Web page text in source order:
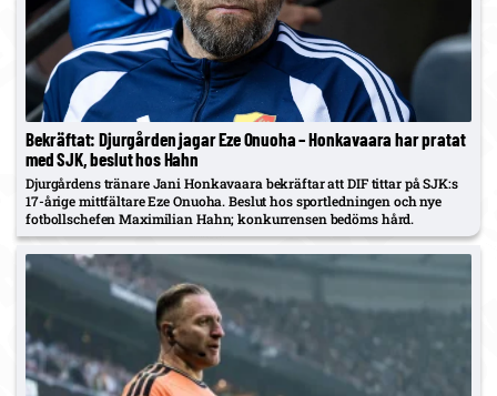
Bekräftat: Djurgården jagar Eze Onuoha – Honkavaara har pratat
med SJK, beslut hos Hahn
Djurgårdens tränare Jani Honkavaara bekräftar att DIF tittar på SJK:s
17-årige mittfältare Eze Onuoha. Beslut hos sportledningen och nye
fotbollschefen Maximilian Hahn; konkurrensen bedöms hård.